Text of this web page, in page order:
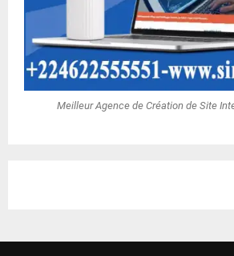
Meilleur Agence de Création de Site